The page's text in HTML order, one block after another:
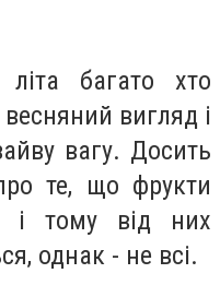
багато хто
вигляд і
вагу. Досить
те, що фрукти
і тому від них
однак - не всі.